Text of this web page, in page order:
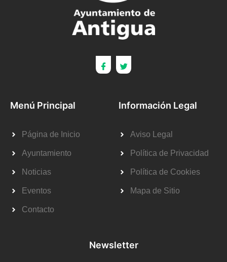
Menú Principal
Página de Inicio
Ayuntamiento
Noticias
Eventos
Contacto
Información Legal
Aviso Legal
Política de Privacidad
Política de Cookies
Mapa de Sitio
Newsletter